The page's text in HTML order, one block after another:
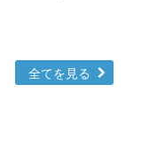
全てを見る